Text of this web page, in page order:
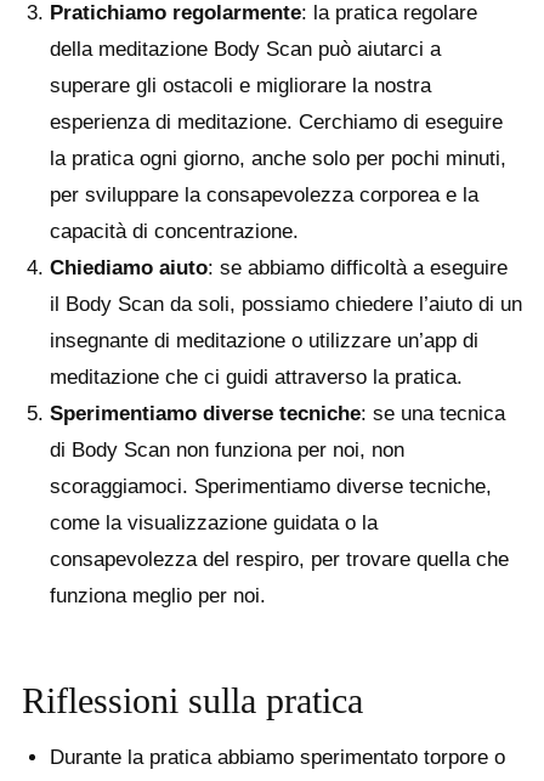
Pratichiamo regolarmente: la pratica regolare
della meditazione Body Scan può aiutarci a
superare gli ostacoli e migliorare la nostra
esperienza di meditazione. Cerchiamo di eseguire
la pratica ogni giorno, anche solo per pochi minuti,
per sviluppare la consapevolezza corporea e la
capacità di concentrazione.
Chiediamo aiuto: se abbiamo difficoltà a eseguire
il Body Scan da soli, possiamo chiedere l’aiuto di un
insegnante di meditazione o utilizzare un’app di
meditazione che ci guidi attraverso la pratica.
Sperimentiamo diverse tecniche: se una tecnica
di Body Scan non funziona per noi, non
scoraggiamoci. Sperimentiamo diverse tecniche,
come la visualizzazione guidata o la
consapevolezza del respiro, per trovare quella che
funziona meglio per noi.
Riflessioni sulla pratica
Durante la pratica abbiamo sperimentato torpore o